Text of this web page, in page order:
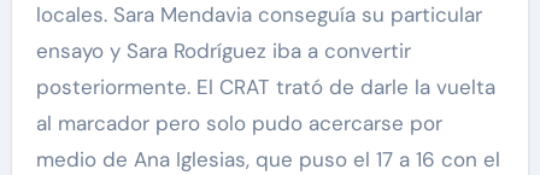
locales. Sara Mendavia conseguía su particular
ensayo y Sara Rodríguez iba a convertir
posteriormente. El CRAT trató de darle la vuelta
al marcador pero solo pudo acercarse por
medio de Ana Iglesias, que puso el 17 a 16 con el